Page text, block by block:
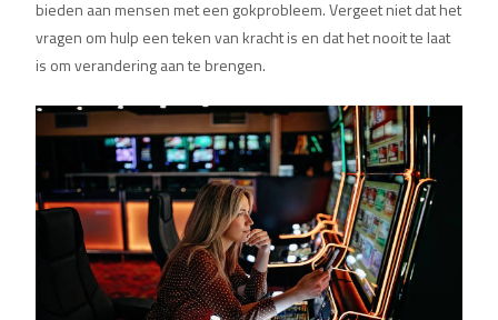
bieden aan mensen met een gokprobleem. Vergeet niet dat het
vragen om hulp een teken van kracht is en dat het nooit te laat
is om verandering aan te brengen.